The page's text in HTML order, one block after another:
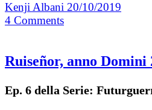
Kenji Albani 20/10/2019
4 Comments
Ruiseñor, anno Domini
Ep. 6 della Serie: